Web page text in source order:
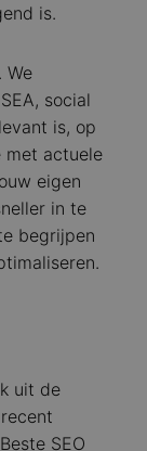
is.
We
social
is, op
met actuele
eigen
in te
begrijpen
uit de
SEO